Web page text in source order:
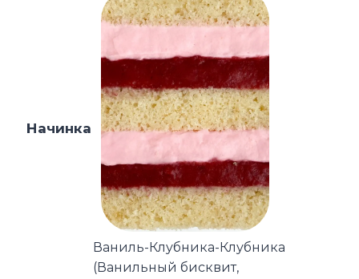
Начинка
Ваниль-Клубника-Клубника
(Ванильный бисквит,